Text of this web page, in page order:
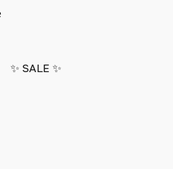
✨ SALE ✨